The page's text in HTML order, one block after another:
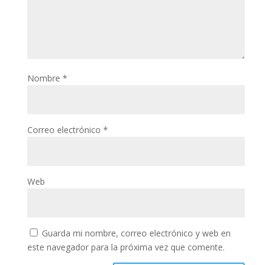
Nombre *
Correo electrónico *
Web
Guarda mi nombre, correo electrónico y web en
este navegador para la próxima vez que comente.